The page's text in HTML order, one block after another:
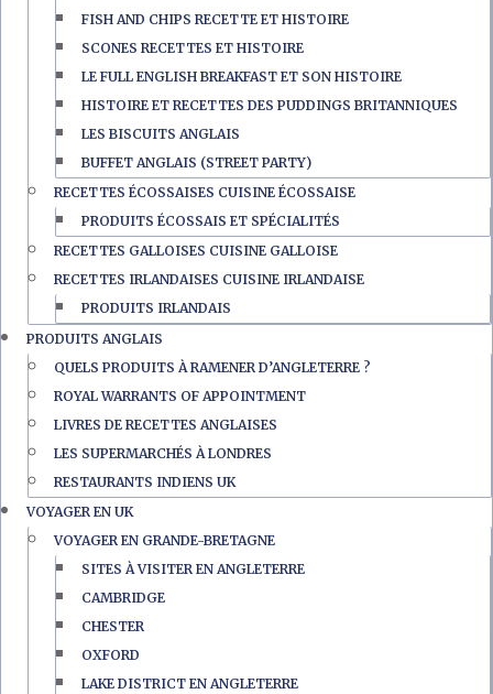
FISH AND CHIPS RECETTE ET HISTOIRE
SCONES RECETTES ET HISTOIRE
LE FULL ENGLISH BREAKFAST ET SON HISTOIRE
HISTOIRE ET RECETTES DES PUDDINGS BRITANNIQUES
LES BISCUITS ANGLAIS
BUFFET ANGLAIS (STREET PARTY)
RECETTES ÉCOSSAISES CUISINE ÉCOSSAISE
PRODUITS ÉCOSSAIS ET SPÉCIALITÉS
RECETTES GALLOISES CUISINE GALLOISE
RECETTES IRLANDAISES CUISINE IRLANDAISE
PRODUITS IRLANDAIS
PRODUITS ANGLAIS
QUELS PRODUITS À RAMENER D’ANGLETERRE ?
ROYAL WARRANTS OF APPOINTMENT
LIVRES DE RECETTES ANGLAISES
LES SUPERMARCHÉS À LONDRES
RESTAURANTS INDIENS UK
VOYAGER EN UK
VOYAGER EN GRANDE-BRETAGNE
SITES À VISITER EN ANGLETERRE
CAMBRIDGE
CHESTER
OXFORD
LAKE DISTRICT EN ANGLETERRE